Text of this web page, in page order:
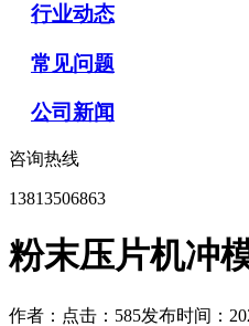
行业动态
常见问题
公司新闻
咨询热线
13813506863
粉末压片机冲
作者： 点击：585发布时间：